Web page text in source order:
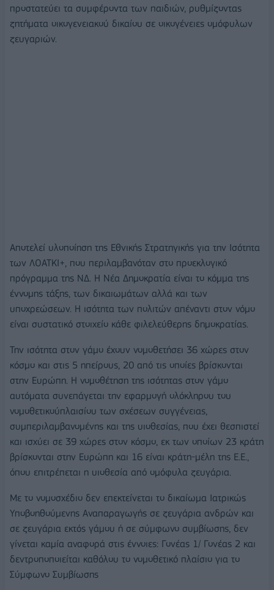
προστατεύει τα συμφέροντα των παιδιών, ρυθμίζοντας
ζητήματα οικογενειακού δικαίου σε οικογένειες ομόφυλων
ζευγαριών.
Αποτελεί υλοποίηση της Εθνικής Στρατηγικής για την Ισότητα
των ΛΟΑΤΚΙ+, που περιλαμβανόταν στο προεκλογικό
πρόγραμμα της ΝΔ. Η Νέα Δημοκρατία είναι το κόμμα της
έννομης τάξης, των δικαιωμάτων αλλά και των
υποχρεώσεων. Η ισότητα των πολιτών απέναντι στον νόμο
είναι συστατικό στοιχείο κάθε φιλελεύθερης δημοκρατίας.
Την ισότητα στον γάμο έχουν νομοθετήσει 36 χώρες στον
κόσμο και στις 5 ηπείρους, 20 από τις οποίες βρίσκονται
στην Ευρώπη. Η νομοθέτηση της ισότητας στον γάμο
αυτόματα συνεπάγεται την εφαρμογή ολόκληρου του
νομοθετικούπλαισίου των σχέσεων συγγένειας,
συμπεριλαμβανομένης και της υιοθεσίας, που έχει θεσπιστεί
και ισχύει σε 39 χώρες στον κόσμο, εκ των οποίων 23 κράτη
βρίσκονται στην Ευρώπη και 16 είναι κράτη-μέλη της Ε.Ε.,
όπου επιτρέπεται η υιοθεσία από ομόφυλα ζευγάρια.
Με το νομοσχέδιο δεν επεκτείνεται το δικαίωμα Ιατρικώς
Υποβοηθούμενης Αναπαραγωγής σε ζευγάρια ανδρών και
σε ζευγάρια εκτός γάμου ή σε σύμφωνο συμβίωσης, δεν
γίνεται καμία αναφορά στις έννοιες: Γονέας 1/ Γονέας 2 και
δεντροποποιείται καθόλου το νομοθετικό πλαίσιο για το
Σύμφωνο Συμβίωσης